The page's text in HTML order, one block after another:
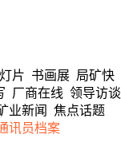
片 书画展 局矿快
厂商在线 领导访谈
业新闻
焦点话题
讯员档案